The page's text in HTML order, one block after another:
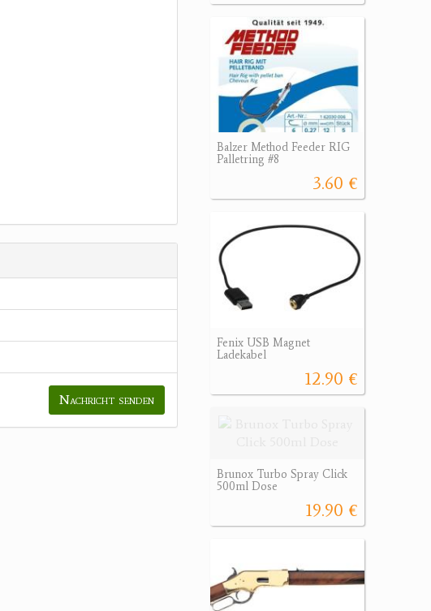
Nachricht senden
Balzer Method Feeder RIG
Palletring #8
3.60 €
Fenix USB Magnet
Ladekabel
12.90 €
Brunox Turbo Spray Click
500ml Dose
19.90 €